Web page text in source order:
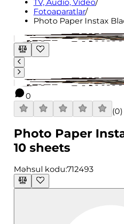
TV, Audio, Video/
Fotoaparatlar/
Photo Paper Instax
0
(0)
Photo Paper
10 sheets
Məhsul kodu:712493